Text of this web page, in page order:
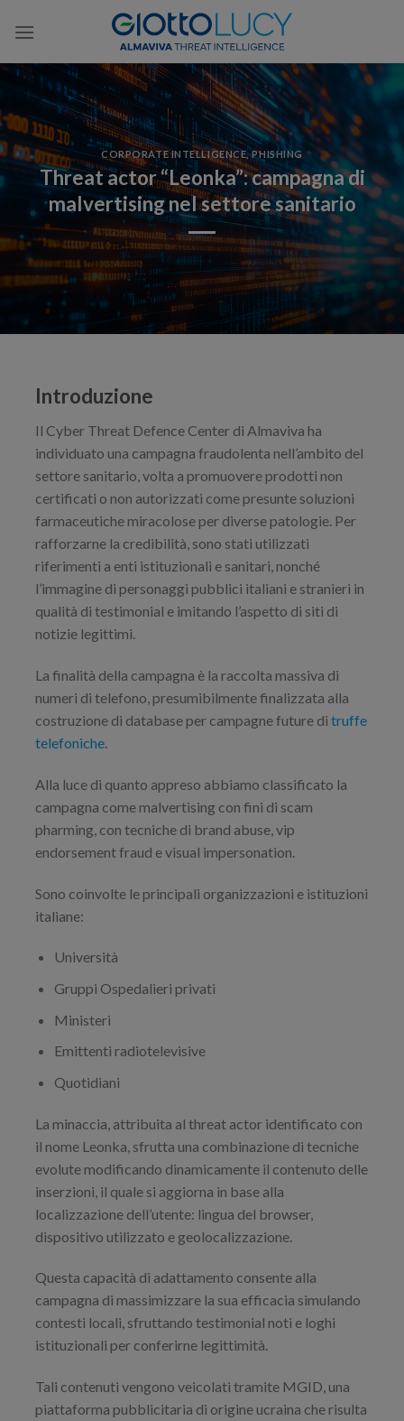
CORPORATE INTELLIGENCE,PHISHING
Threat actor “Leonka”: campagna di
malvertising nel settore sanitario
Introduzione
Il Cyber Threat Defence Center di Almaviva ha
individuato una campagna fraudolenta nell’ambito del
settore sanitario, volta a promuovere prodotti non
certificati o non autorizzati come presunte soluzioni
farmaceutiche miracolose per diverse patologie. Per
rafforzarne la credibilità, sono stati utilizzati
riferimenti a enti istituzionali e sanitari, nonché
l’immagine di personaggi pubblici italiani e stranieri in
qualità di testimonial e imitando l’aspetto di siti di
notizie legittimi.
La finalità della campagna è la raccolta massiva di
numeri di telefono, presumibilmente finalizzata alla
costruzione di database per campagne future di truffe
telefoniche.
Alla luce di quanto appreso abbiamo classificato la
campagna come malvertising con fini di scam
pharming, con tecniche di brand abuse, vip
endorsement fraud e visual impersonation.
Sono coinvolte le principali organizzazioni e istituzioni
italiane:
Università
Gruppi Ospedalieri privati
Ministeri
Emittenti radiotelevisive
Quotidiani
La minaccia, attribuita al threat actor identificato con
il nome Leonka, sfrutta una combinazione di tecniche
evolute modificando dinamicamente il contenuto delle
inserzioni, il quale si aggiorna in base alla
localizzazione dell’utente: lingua del browser,
dispositivo utilizzato e geolocalizzazione.
Questa capacità di adattamento consente alla
campagna di massimizzare la sua efficacia simulando
contesti locali, sfruttando testimonial noti e loghi
istituzionali per conferirne legittimità.
Tali contenuti vengono veicolati tramite MGID, una
piattaforma pubblicitaria di origine ucraina che risulta